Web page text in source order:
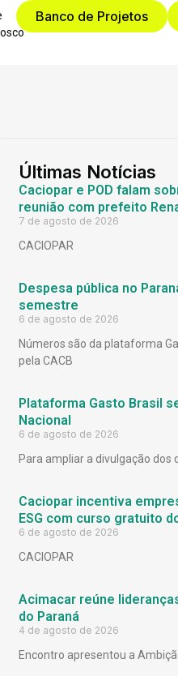
Banco de Projetos
Últimas Notícias
Caciopar e POD falam
reunião com prefeito
7 de agosto de 2026
CACIOPAR
Despesa pública no
semestre
6 de agosto de 2026
Números são da plataforma
pela CACB
Plataforma Gasto Brasil
Nacional
6 de agosto de 2026
Para ampliar a divulgação dos
Caciopar incentiva
ESG com curso gratuito
6 de agosto de 2026
CACIOPAR
Acimacar reúne
do Paraná
4 de agosto de 2026
Encontro apresentou a